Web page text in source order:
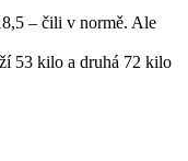
– čili v normě. Ale
53 kilo a druhá 72 kilo